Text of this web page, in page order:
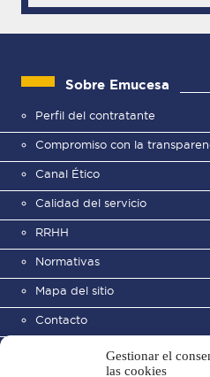
Gestionar el
las cookies
Sobre Emucesa
Perfil del contratante
Compromiso con la
Canal Ético
Calidad del servicio
RRHH
Normativas
Mapa del sitio
Contacto